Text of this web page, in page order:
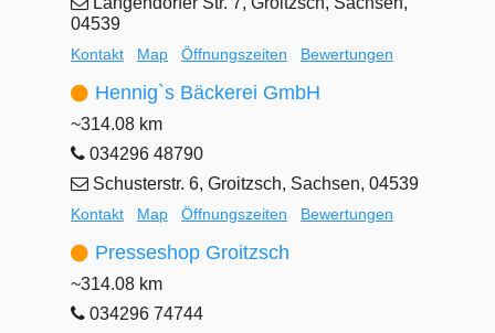
04539
Kontakt Map Öffnungszeiten Bewertungen
Hennig`s Bäckerei GmbH
~314.08 km
034296 48790
Schusterstr. 6, Groitzsch, Sachsen, 04539
Kontakt Map Öffnungszeiten Bewertungen
Presseshop Groitzsch
~314.08 km
034296 74744